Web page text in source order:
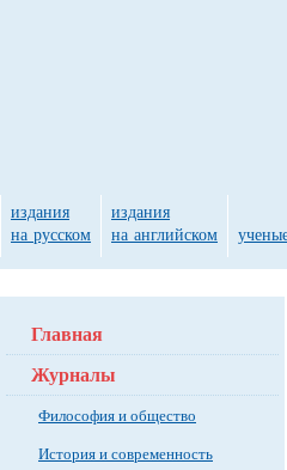
Главная
Журналы
Философия и общество
История и современность
издания
на русском
издания
на английском